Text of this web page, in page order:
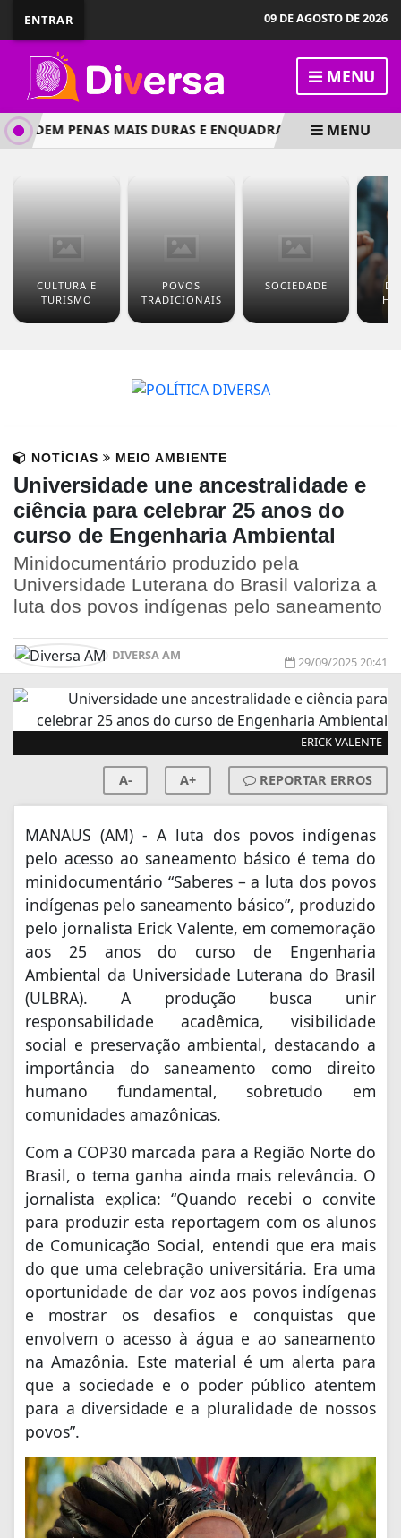
ENTRAR 09 DE AGOSTO DE 2026
MENU
PENAS MAIS DURAS E ENQUADRAMENTO DE FACÇÕES
MENU
CULTURA E
TURISMO
POVOS
TRADICIONAIS
SOCIEDADE
NOTÍCIAS MEIO AMBIENTE
Universidade une ancestralidade e
ciência para celebrar 25 anos do
curso de Engenharia Ambiental
Minidocumentário produzido pela
Universidade Luterana do Brasil valoriza a
luta dos povos indígenas pelo saneamento
DIVERSA AM 29/09/2025 20:41
ERICK VALENTE
A- A+ REPORTAR ERROS
MANAUS (AM) - A luta dos povos indígenas
pelo acesso ao saneamento básico é tema do
minidocumentário “Saberes – a luta dos povos
indígenas pelo saneamento básico”, produzido
pelo jornalista Erick Valente, em comemoração
aos 25 anos do curso de Engenharia
Ambiental da Universidade Luterana do Brasil
(ULBRA). A produção busca unir
responsabilidade acadêmica, visibilidade
social e preservação ambiental, destacando a
importância do saneamento como direito
humano fundamental, sobretudo em
comunidades amazônicas.
Com a COP30 marcada para a Região Norte do
Brasil, o tema ganha ainda mais relevância. O
jornalista explica: “Quando recebi o convite
para produzir esta reportagem com os alunos
de Comunicação Social, entendi que era mais
do que uma celebração universitária. Era uma
oportunidade de dar voz aos povos indígenas
e mostrar os desafios e conquistas que
envolvem o acesso à água e ao saneamento
na Amazônia. Este material é um alerta para
que a sociedade e o poder público atentem
para a diversidade e a pluralidade de nossos
povos”.